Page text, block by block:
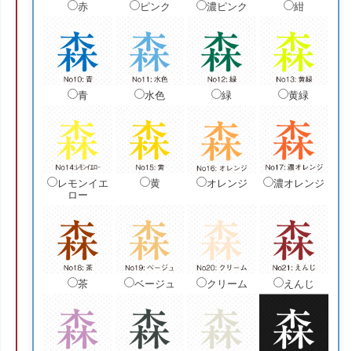
赤 ピンク 濃ピンク 紺
青 水色 緑 黄緑
レモンイエ
ロー
黄 オレンジ 濃オレンジ
茶 ベージュ クリーム えんじ